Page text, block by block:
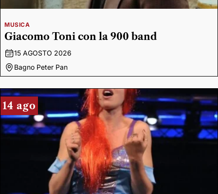
MUSICA
Giacomo Toni con la 900 band
15 AGOSTO 2026
Bagno Peter Pan
14 ago